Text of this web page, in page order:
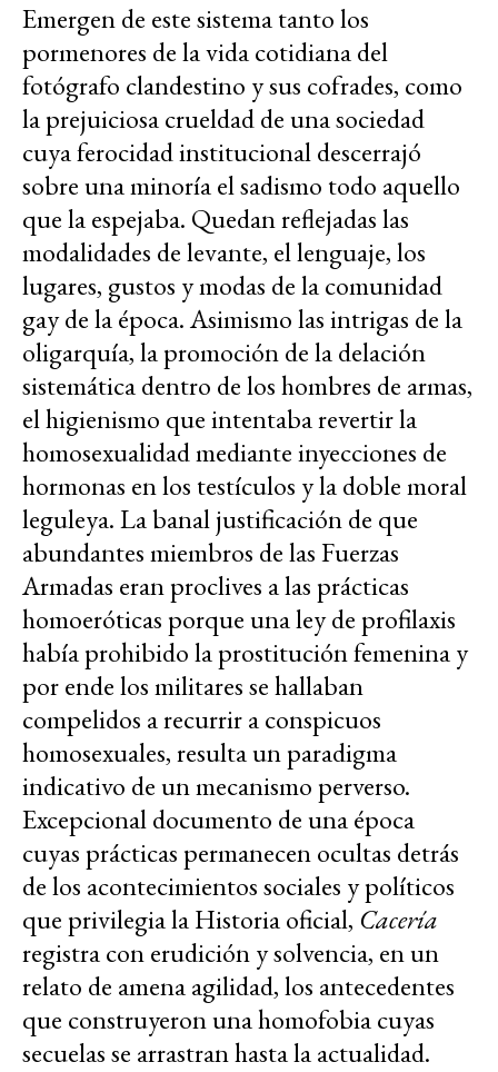
Emergen de este sistema tanto los
pormenores de la vida cotidiana del
fotógrafo clandestino y sus cofrades, como
la prejuiciosa crueldad de una sociedad
cuya ferocidad institucional descerrajó
sobre una minoría el sadismo todo aquello
que la espejaba. Quedan reflejadas las
modalidades de levante, el lenguaje, los
lugares, gustos y modas de la comunidad
gay de la época. Asimismo las intrigas de la
oligarquía, la promoción de la delación
sistemática dentro de los hombres de armas,
el higienismo que intentaba revertir la
homosexualidad mediante inyecciones de
hormonas en los testículos y la doble moral
leguleya. La banal justificación de que
abundantes miembros de las Fuerzas
Armadas eran proclives a las prácticas
homoeróticas porque una ley de profilaxis
había prohibido la prostitución femenina y
por ende los militares se hallaban
compelidos a recurrir a conspicuos
homosexuales, resulta un paradigma
indicativo de un mecanismo perverso.
Excepcional documento de una época
cuyas prácticas permanecen ocultas detrás
de los acontecimientos sociales y políticos
que privilegia la Historia oficial, Cacería
registra con erudición y solvencia, en un
relato de amena agilidad, los antecedentes
que construyeron una homofobia cuyas
secuelas se arrastran hasta la actualidad.